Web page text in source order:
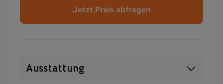
Jetzt Preis abfragen
Ausstattung